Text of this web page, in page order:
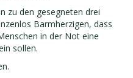
zu den gesegneten drei
Barmherzigen, dass
in der Not eine
sollen.